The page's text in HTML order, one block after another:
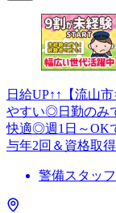
日給UP↑↑【流山
やすい◎日勤のみ
快適◎週1日～OK
与年2回＆資格取得
警備スタッフ